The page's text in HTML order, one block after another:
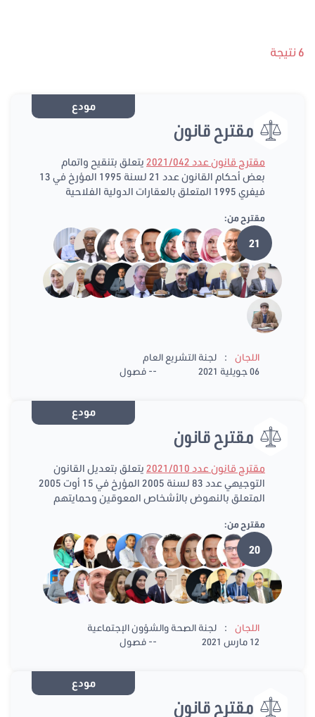
6 نتيجة
مودع
مقترح قانون
مقترح قانون عدد 2021/042
يتعلق بتنقيح واتمام
بعض أحكام القانون عدد 21 لسنة 1995 المؤرخ في 13
فيفري 1995 المتعلق بالعقارات الدولية الفلاحية
مقترح من:
21
اللجان :
لجنة التشريع العام
06 جويلية 2021
-- فصول
مودع
مقترح قانون
مقترح قانون عدد 2021/010
يتعلق بتعديل القانون
التوجيهي عدد 83 لسنة 2005 المؤرخ في 15 أوت 2005
المتعلق بالنهوض بالأشخاص المعوقين وحمايتهم
مقترح من:
20
اللجان :
لجنة الصحة والشؤون الإجتماعية
12 مارس 2021
-- فصول
مودع
مقترح قانون